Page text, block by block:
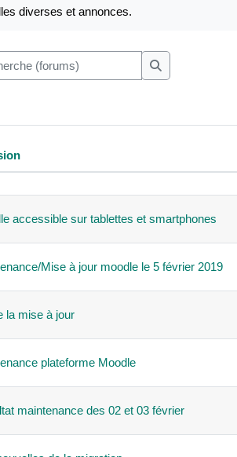
diverses et annonces.
Recherche
accessible sur tablettes et smartphones
Mise à jour moodle le 5 février 2019
la mise à jour
plateforme Moodle
maintenance des 02 et 03 février